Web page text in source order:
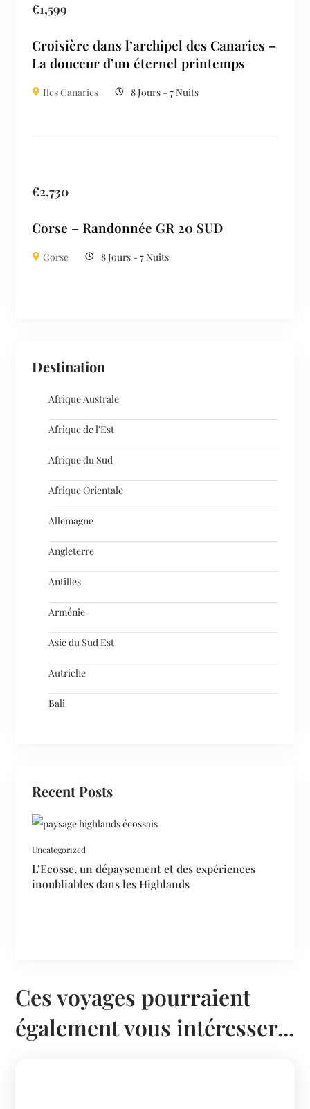
€1,599
Croisière dans l’archipel des Canaries –
La douceur d’un éternel printemps
Iles Canaries 8 Jours - 7 Nuits
€2,730
Corse – Randonnée GR 20 SUD
Corse 8 Jours - 7 Nuits
Destination
Afrique Australe
Afrique de l'Est
Afrique du Sud
Afrique Orientale
Allemagne
Angleterre
Antilles
Arménie
Asie du Sud Est
Autriche
Bali
Recent Posts
Uncategorized
L’Ecosse, un dépaysement et des expériences
inoubliables dans les Highlands
Ces voyages pourraient
également vous intéresser...